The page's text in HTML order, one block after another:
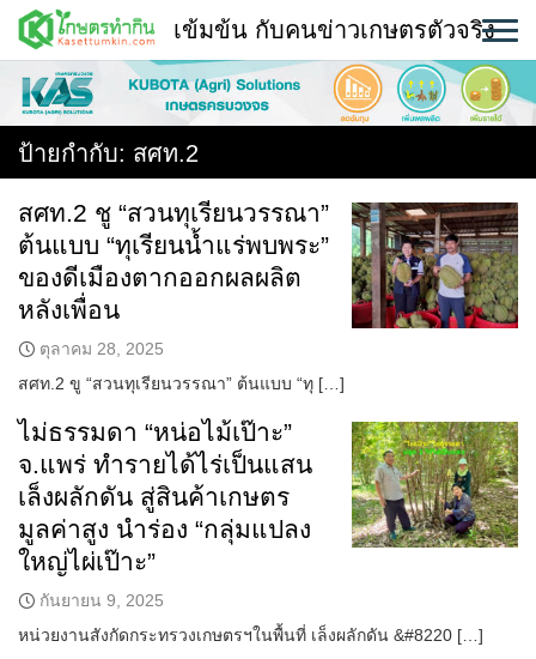
Skip
content
พืช
หน้าแรก
ใคร ทำอะไร ที่ไหน
สถานีข่าววันนี้
เข้มข้น กับคนข่าวเกษตรตัวจริง
ป้ายกำกับ: สศท.2
สศท.2 ชู “สวนทุเรียนวรรณา”
ต้นแบบ “ทุเรียนน้ำแร่พบพระ”
ของดีเมืองตากออกผลผลิต
หลังเพื่อน
ตุลาคม 28, 2025
สศท.2 ขู “สวนทุเรียนวรรณา” ต้นแบบ “ทุ […]
ไม่ธรรมดา “หน่อไม้เป๊าะ”
จ.แพร่ ทำรายได้ไร่เป็นแสน
เล็งผลักดัน สู่สินค้าเกษตร
มูลค่าสูง นำร่อง “กลุ่มแปลง
ใหญ่ไผ่เป๊าะ”
กันยายน 9, 2025
หน่วยงานสังกัดกระทรวงเกษตรฯในพื้นที่ เล็งผลักดัน &#8220 […]